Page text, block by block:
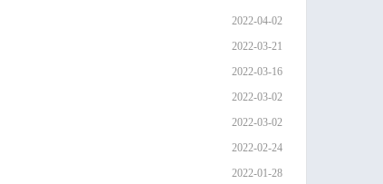
2022-04-02
2022-03-21
2022-03-16
2022-03-02
2022-03-02
2022-02-24
2022-01-28